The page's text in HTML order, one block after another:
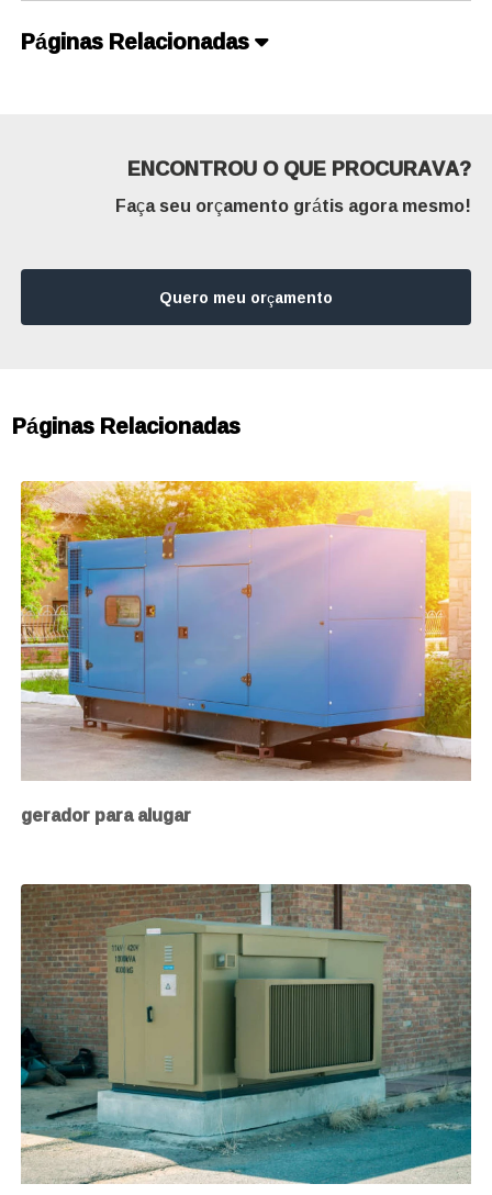
Páginas Relacionadas
ENCONTROU O QUE PROCURAVA?
Faça seu orçamento grátis agora mesmo!
Quero meu orçamento
Páginas Relacionadas
gerador para alugar